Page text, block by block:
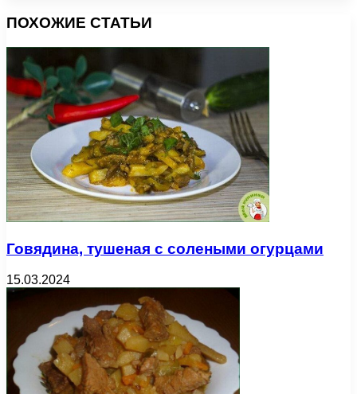
ПОХОЖИЕ СТАТЬИ
Говядина, тушеная с солеными огурцами
15.03.2024